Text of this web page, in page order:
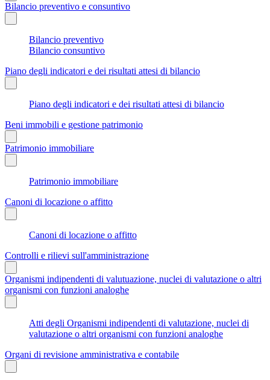
Bilancio preventivo e consuntivo
Bilancio preventivo
Bilancio consuntivo
Piano degli indicatori e dei risultati attesi di bilancio
Piano degli indicatori e dei risultati attesi di bilancio
Beni immobili e gestione patrimonio
Patrimonio immobiliare
Patrimonio immobiliare
Canoni di locazione o affitto
Canoni di locazione o affitto
Controlli e rilievi sull'amministrazione
Organismi indipendenti di valutuazione, nuclei di valutazione o altri
organismi con funzioni analoghe
Atti degli Organismi indipendenti di valutazione, nuclei di
valutazione o altri organismi con funzioni analoghe
Organi di revisione amministrativa e contabile